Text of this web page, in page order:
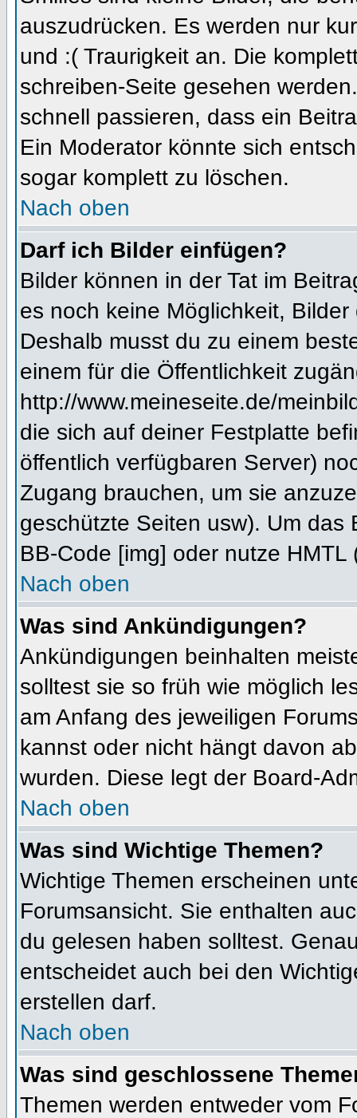
auszudrücken. Es werden nur
und :( Traurigkeit an. Die
schreiben-Seite gesehen
schnell passieren, dass ein
Ein Moderator könnte sich
sogar komplett zu löschen.
Nach oben
Darf ich Bilder einfügen?
Bilder können in der Tat im
es noch keine Möglichkeit,
Deshalb musst du zu einem
einem für die Öffentlichkeit
http://www.meineseite.de/
die sich auf deiner Festplatte
öffentlich verfügbaren Server)
Zugang brauchen, um sie
geschützte Seiten usw). Um
BB-Code [img] oder nutze HMTL
Nach oben
Was sind Ankündigungen?
Ankündigungen beinhalten
solltest sie so früh wie möglich
am Anfang des jeweiligen
kannst oder nicht hängt davon
wurden. Diese legt der Board-
Nach oben
Was sind Wichtige Themen?
Wichtige Themen erscheinen
Forumsansicht. Sie enthalten
du gelesen haben solltest.
entscheidet auch bei den
erstellen darf.
Nach oben
Was sind geschlossene
Themen werden entweder vom